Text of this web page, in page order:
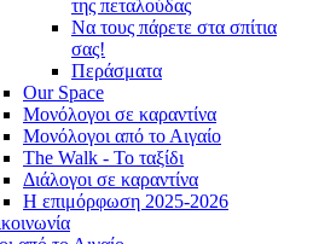
της πεταλούδας
Να τους πάρετε στα σπίτια
σας!
Περάσματα
Our Space
Μονόλογοι σε καραντίνα
Μονόλογοι από το Αιγαίο
The Walk - Το ταξίδι
Διάλογοι σε καραντίνα
Η επιμόρφωση 2025-2026